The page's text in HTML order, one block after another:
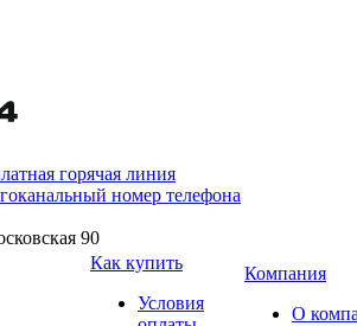
горячая линия
номер телефона
90
Как купить
Условия
Компания
О